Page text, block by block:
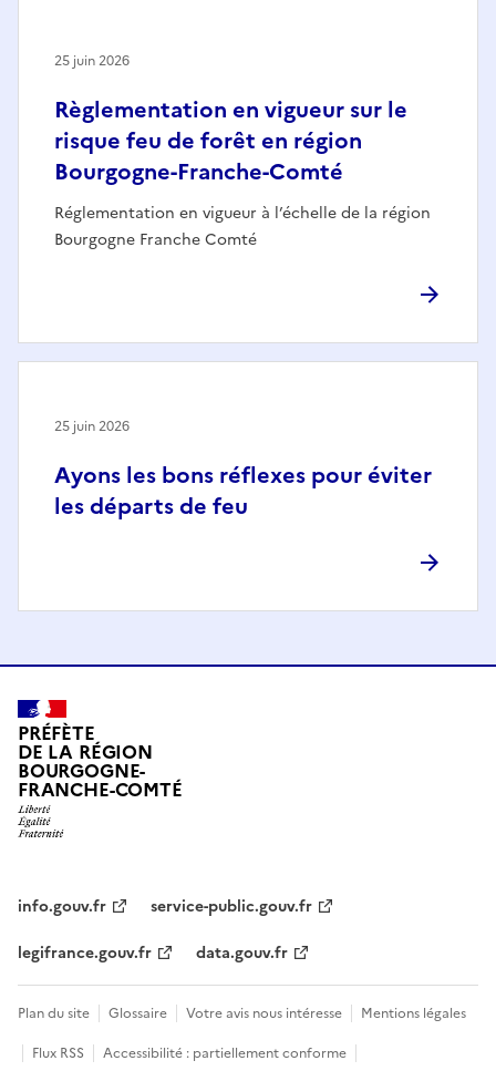
Règlementation en vigueur sur le
risque feu de forêt en région
Bourgogne-Franche-Comté
Réglementation en vigueur à l’échelle de la région
Bourgogne Franche Comté
25 juin 2026
Ayons les bons réflexes pour éviter
les départs de feu
25 juin 2026
PRÉFÈTE
DE LA RÉGION
BOURGOGNE-
FRANCHE-COMTÉ
info.gouv.fr
service-public.gouv.fr
legifrance.gouv.fr
data.gouv.fr
Plan du site Glossaire Votre avis nous intéresse
Mentions légales
Flux RSS
Accessibilité : partiellement conforme